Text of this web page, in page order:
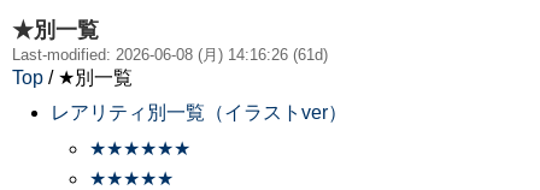
★別一覧
Last-modified: 2026-06-08 (月) 14:16:26 (61d)
Top / ★別一覧
レアリティ別一覧（イラストver）
★★★★★★
★★★★★